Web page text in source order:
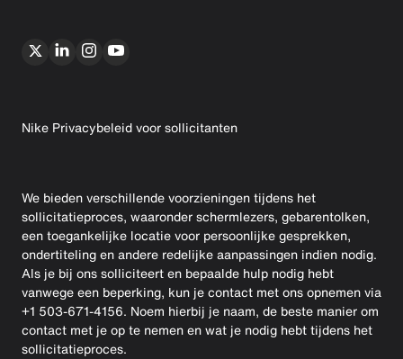
Nike Privacybeleid voor sollicitanten
We bieden verschillende voorzieningen tijdens het
sollicitatieproces, waaronder schermlezers, gebarentolken,
een toegankelijke locatie voor persoonlijke gesprekken,
ondertiteling en andere redelijke aanpassingen indien nodig.
Als je bij ons solliciteert en bepaalde hulp nodig hebt
vanwege een beperking, kun je contact met ons opnemen via
+1 503-671-4156. Noem hierbij je naam, de beste manier om
contact met je op te nemen en wat je nodig hebt tijdens het
sollicitatieproces.